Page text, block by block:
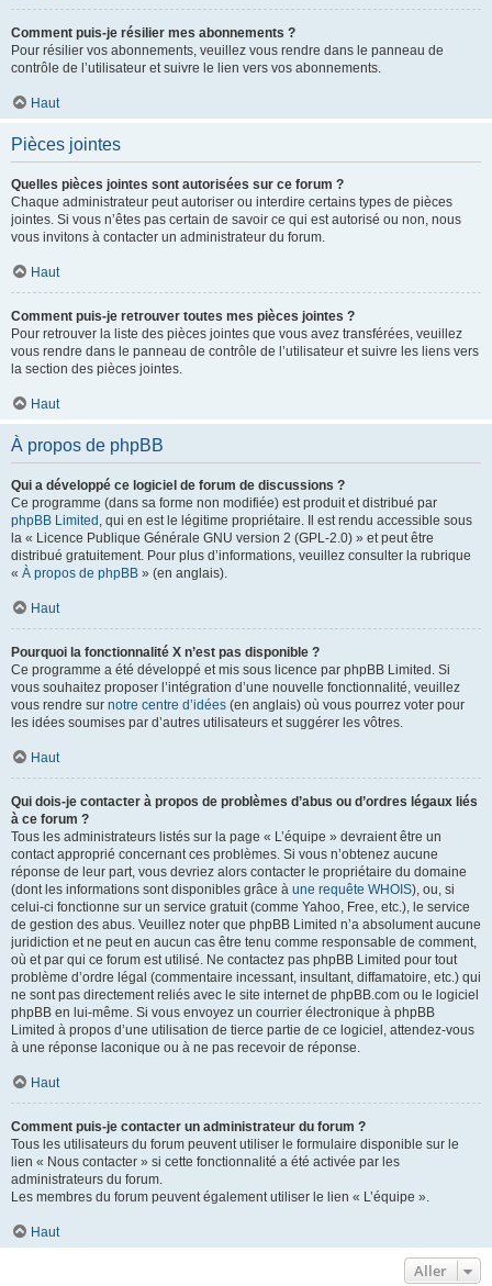
Comment puis-je résilier mes abonnements ?
Pour résilier vos abonnements, veuillez vous rendre dans le panneau de
contrôle de l’utilisateur et suivre le lien vers vos abonnements.
Haut
Pièces jointes
Quelles pièces jointes sont autorisées sur ce forum ?
Chaque administrateur peut autoriser ou interdire certains types de pièces
jointes. Si vous n’êtes pas certain de savoir ce qui est autorisé ou non, nous
vous invitons à contacter un administrateur du forum.
Haut
Comment puis-je retrouver toutes mes pièces jointes ?
Pour retrouver la liste des pièces jointes que vous avez transférées, veuillez
vous rendre dans le panneau de contrôle de l’utilisateur et suivre les liens vers
la section des pièces jointes.
Haut
À propos de phpBB
Qui a développé ce logiciel de forum de discussions ?
Ce programme (dans sa forme non modifiée) est produit et distribué par
phpBB Limited , qui en est le légitime propriétaire. Il est rendu accessible sous
la « Licence Publique Générale GNU version 2 (GPL-2.0) » et peut être
distribué gratuitement. Pour plus d’informations, veuillez consulter la rubrique
« À propos de phpBB » (en anglais).
Haut
Pourquoi la fonctionnalité X n’est pas disponible ?
Ce programme a été développé et mis sous licence par phpBB Limited. Si
vous souhaitez proposer l’intégration d’une nouvelle fonctionnalité, veuillez
vous rendre sur notre centre d’idées (en anglais) où vous pourrez voter pour
les idées soumises par d’autres utilisateurs et suggérer les vôtres.
Haut
Qui dois-je contacter à propos de problèmes d’abus ou d’ordres légaux liés
à ce forum ?
Tous les administrateurs listés sur la page « L’équipe » devraient être un
contact approprié concernant ces problèmes. Si vous n’obtenez aucune
réponse de leur part, vous devriez alors contacter le propriétaire du domaine
(dont les informations sont disponibles grâce à une requête WHOIS), ou, si
celui-ci fonctionne sur un service gratuit (comme Yahoo, Free, etc.), le service
de gestion des abus. Veuillez noter que phpBB Limited n’a absolument aucune
juridiction et ne peut en aucun cas être tenu comme responsable de comment,
où et par qui ce forum est utilisé. Ne contactez pas phpBB Limited pour tout
problème d’ordre légal (commentaire incessant, insultant, diffamatoire, etc.) qui
ne sont pas directement reliés avec le site internet de phpBB.com ou le logiciel
phpBB en lui-même. Si vous envoyez un courrier électronique à phpBB
Limited à propos d’une utilisation de tierce partie de ce logiciel, attendez-vous
à une réponse laconique ou à ne pas recevoir de réponse.
Haut
Comment puis-je contacter un administrateur du forum ?
Tous les utilisateurs du forum peuvent utiliser le formulaire disponible sur le
lien « Nous contacter » si cette fonctionnalité a été activée par les
administrateurs du forum.
Les membres du forum peuvent également utiliser le lien « L’équipe ».
Haut
Aller